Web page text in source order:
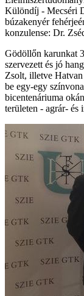
Különdíj - Mecséri
búzakenyér
konzulense: Dr.
Gödöllőn karunkat
szervezett és jó
Zsolt, illetve
be egy-egy
bicentenáriuma
területen - agrár- és